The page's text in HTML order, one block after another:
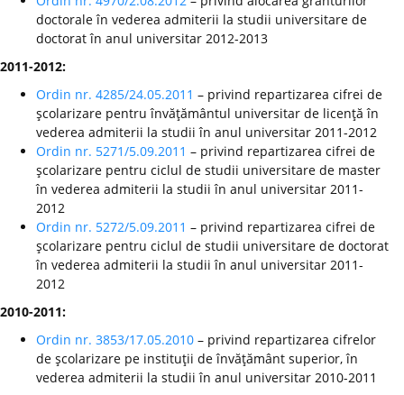
doctorale în vederea admiterii la studii universitare de
doctorat în anul universitar 2012-2013
2011-2012:
Ordin nr. 4285/24.05.2011 – privind repartizarea cifrei de
şcolarizare pentru învăţământul universitar de licenţă în
vederea admiterii la studii în anul universitar 2011-2012
Ordin nr. 5271/5.09.2011 – privind repartizarea cifrei de
şcolarizare pentru ciclul de studii universitare de master
în vederea admiterii la studii în anul universitar 2011-
2012
Ordin nr. 5272/5.09.2011 – privind repartizarea cifrei de
şcolarizare pentru ciclul de studii universitare de doctorat
în vederea admiterii la studii în anul universitar 2011-
2012
2010-2011:
Ordin nr. 3853/17.05.2010 – privind repartizarea cifrelor
de şcolarizare pe instituţii de învăţământ superior, în
vederea admiterii la studii în anul universitar 2010-2011